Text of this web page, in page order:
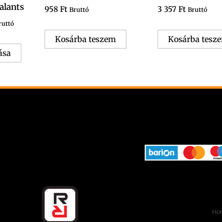
választhatók
958 Ft Bruttó
Kosárba teszem
3 357 Ft Bruttó
Kosárba